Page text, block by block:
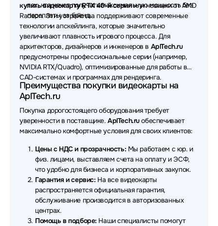
тех, кто хочет получить максимальную мощность без
переплаты за бренд.
купить видеокарту RTX 40-й серииили новинки от AMD
Radeon. Эти устройства поддерживают современные
технологии апскейлинга, которые значительно
увеличивают плавность игрового процесса. Для
архитекторов, дизайнеров и инженеров в AplTech.ru
предусмотрены профессиональные серии (например,
NVIDIA RTX/Quadro), оптимизированные для работы в
CAD-системах и программах для рендеринга.
Преимущества покупки видеокарты на
AplTech.ru
Покупка дорогостоящего оборудования требует
уверенности в поставщике.AplTech.ruобеспечивает
максимально комфортные условия для своих клиентов:
Цены с НДС и прозрачность: Мы работаем с юр. и
физ. лицами, выставляем счета на оплату и ЭСФ,
что удобно для бизнеса и корпоративных закупок.
Гарантия и сервис: На все видеокарты
распространяется официальная гарантия,
обслуживание производится в авторизованных
центрах.
Помощь в подборе: Наши специалисты помогут